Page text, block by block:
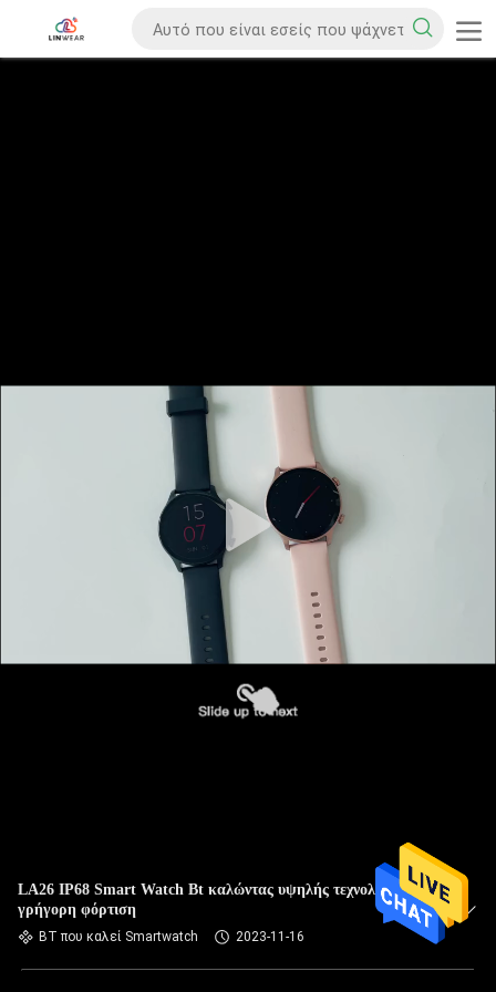
LA26 IP68 Smart Watch Bt καλώντας υψηλής τεχνολογίας
γρήγορη φόρτιση
BT που καλεί Smartwatch 2023-11-16